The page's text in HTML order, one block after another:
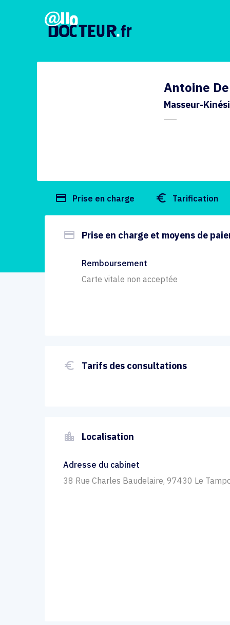
Antoine
Masseur-
payment Prise en charge euro_symbol Tarification
payment Prise en charge et moyens de
Remboursement
Carte vitale non acceptée
euro_symbol Tarifs des consultations
location_city Localisation
Adresse du cabinet
38 Rue Charles Baudelaire, 97430 Le